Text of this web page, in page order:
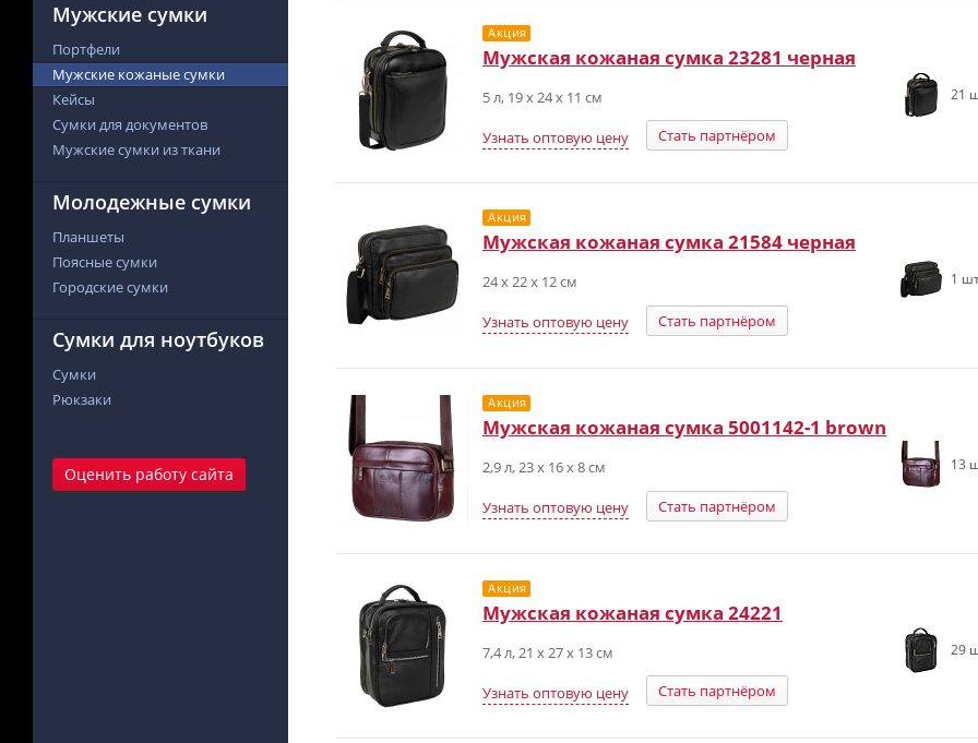
Мужские сумки
Портфели
Мужские кожаные сумки
Кейсы
Сумки для документов
Мужские сумки из ткани
Молодежные сумки
Планшеты
Поясные сумки
Городские сумки
Сумки для ноутбуков
Сумки
Рюкзаки
Оценить работу сайта
Акция
Мужская кожаная сумка 23281 черная
5 л, 19 x 24 х 11 см
Узнать оптовую цену Стать партнёром
21
Акция
Мужская кожаная сумка 21584 черная
24 х 22 х 12 см
Узнать оптовую цену Стать партнёром
1
Акция
Мужская кожаная сумка 5001142-1 brown
2,9 л, 23 x 16 x 8 см
Узнать оптовую цену Стать партнёром
13
Акция
Мужская кожаная сумка 24221
7,4 л, 21 х 27 х 13 см
Узнать оптовую цену Стать партнёром
29